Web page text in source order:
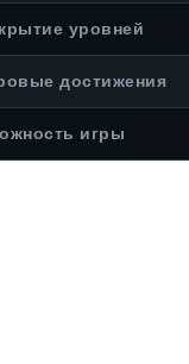
уровней
достижения
игры